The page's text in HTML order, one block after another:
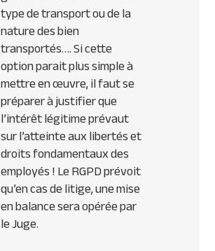
type de transport ou de la
nature des bien
transportés…. Si cette
option parait plus simple à
mettre en œuvre, il faut se
préparer à justifier que
l’intérêt légitime prévaut
sur l’atteinte aux libertés et
droits fondamentaux des
employés ! Le RGPD prévoit
qu’en cas de litige, une mise
en balance sera opérée par
le Juge.